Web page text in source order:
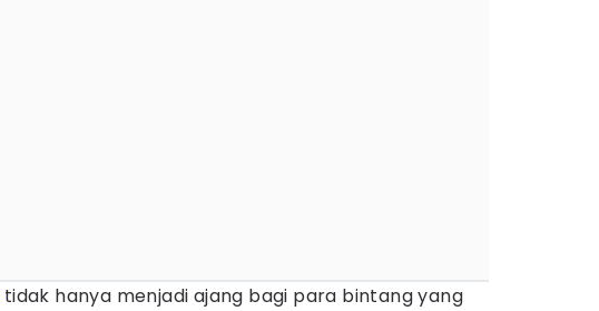
tidak hanya menjadi ajang bagi para bintang yang